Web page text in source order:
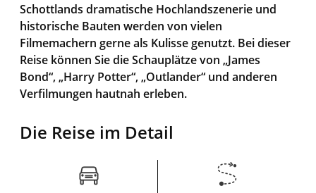
Schottlands dramatische Hochlandszenerie und
historische Bauten werden von vielen
Filmemachern gerne als Kulisse genutzt. Bei dieser
Reise können Sie die Schauplätze von „James
Bond“, „Harry Potter“, „Outlander“ und anderen
Verfilmungen hautnah erleben.
Die Reise im Detail